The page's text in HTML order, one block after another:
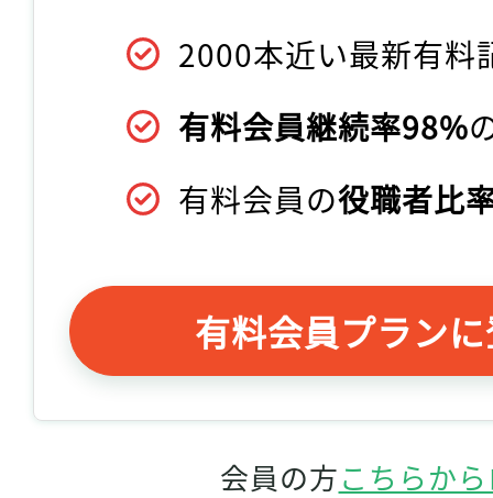
2000本近い最新有料
有料会員継続率98%
有料会員の役職者比
有料会員プラン
会員の方こちらか